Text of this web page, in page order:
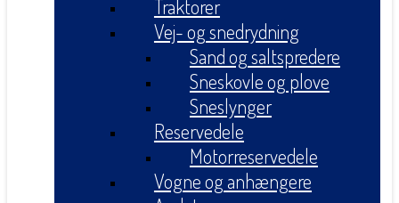
Traktorer
Vej- og snedrydning
Sand og saltspredere
Sneskovle og plove
Sneslynger
Reservedele
Motorreservedele
Vogne og anhængere